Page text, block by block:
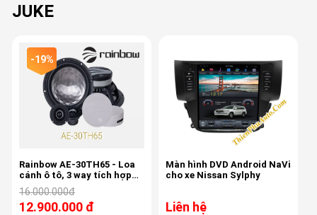
JUKE
-19%
Rainbow AE-30TH65 - Loa
cánh ô tô, 3 way tích hợp
mid-treb , 6.5 inch, 80/150w,
50-22khz, 87db
16.000.000đ
12.900.000 đ
Màn hình DVD Android NaVi
cho xe Nissan Sylphy
Liên hệ